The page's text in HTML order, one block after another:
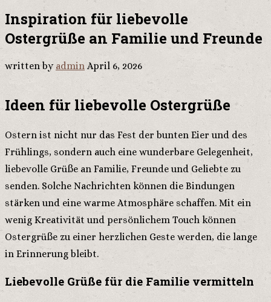
Inspiration für liebevolle
Ostergrüße an Familie und Freunde
written by admin April 6, 2026
Ideen für liebevolle Ostergrüße
Ostern ist nicht nur das Fest der bunten Eier und des
Frühlings, sondern auch eine wunderbare Gelegenheit,
liebevolle Grüße an Familie, Freunde und Geliebte zu
senden. Solche Nachrichten können die Bindungen
stärken und eine warme Atmosphäre schaffen. Mit ein
wenig Kreativität und persönlichem Touch können
Ostergrüße zu einer herzlichen Geste werden, die lange
in Erinnerung bleibt.
Liebevolle Grüße für die Familie vermitteln